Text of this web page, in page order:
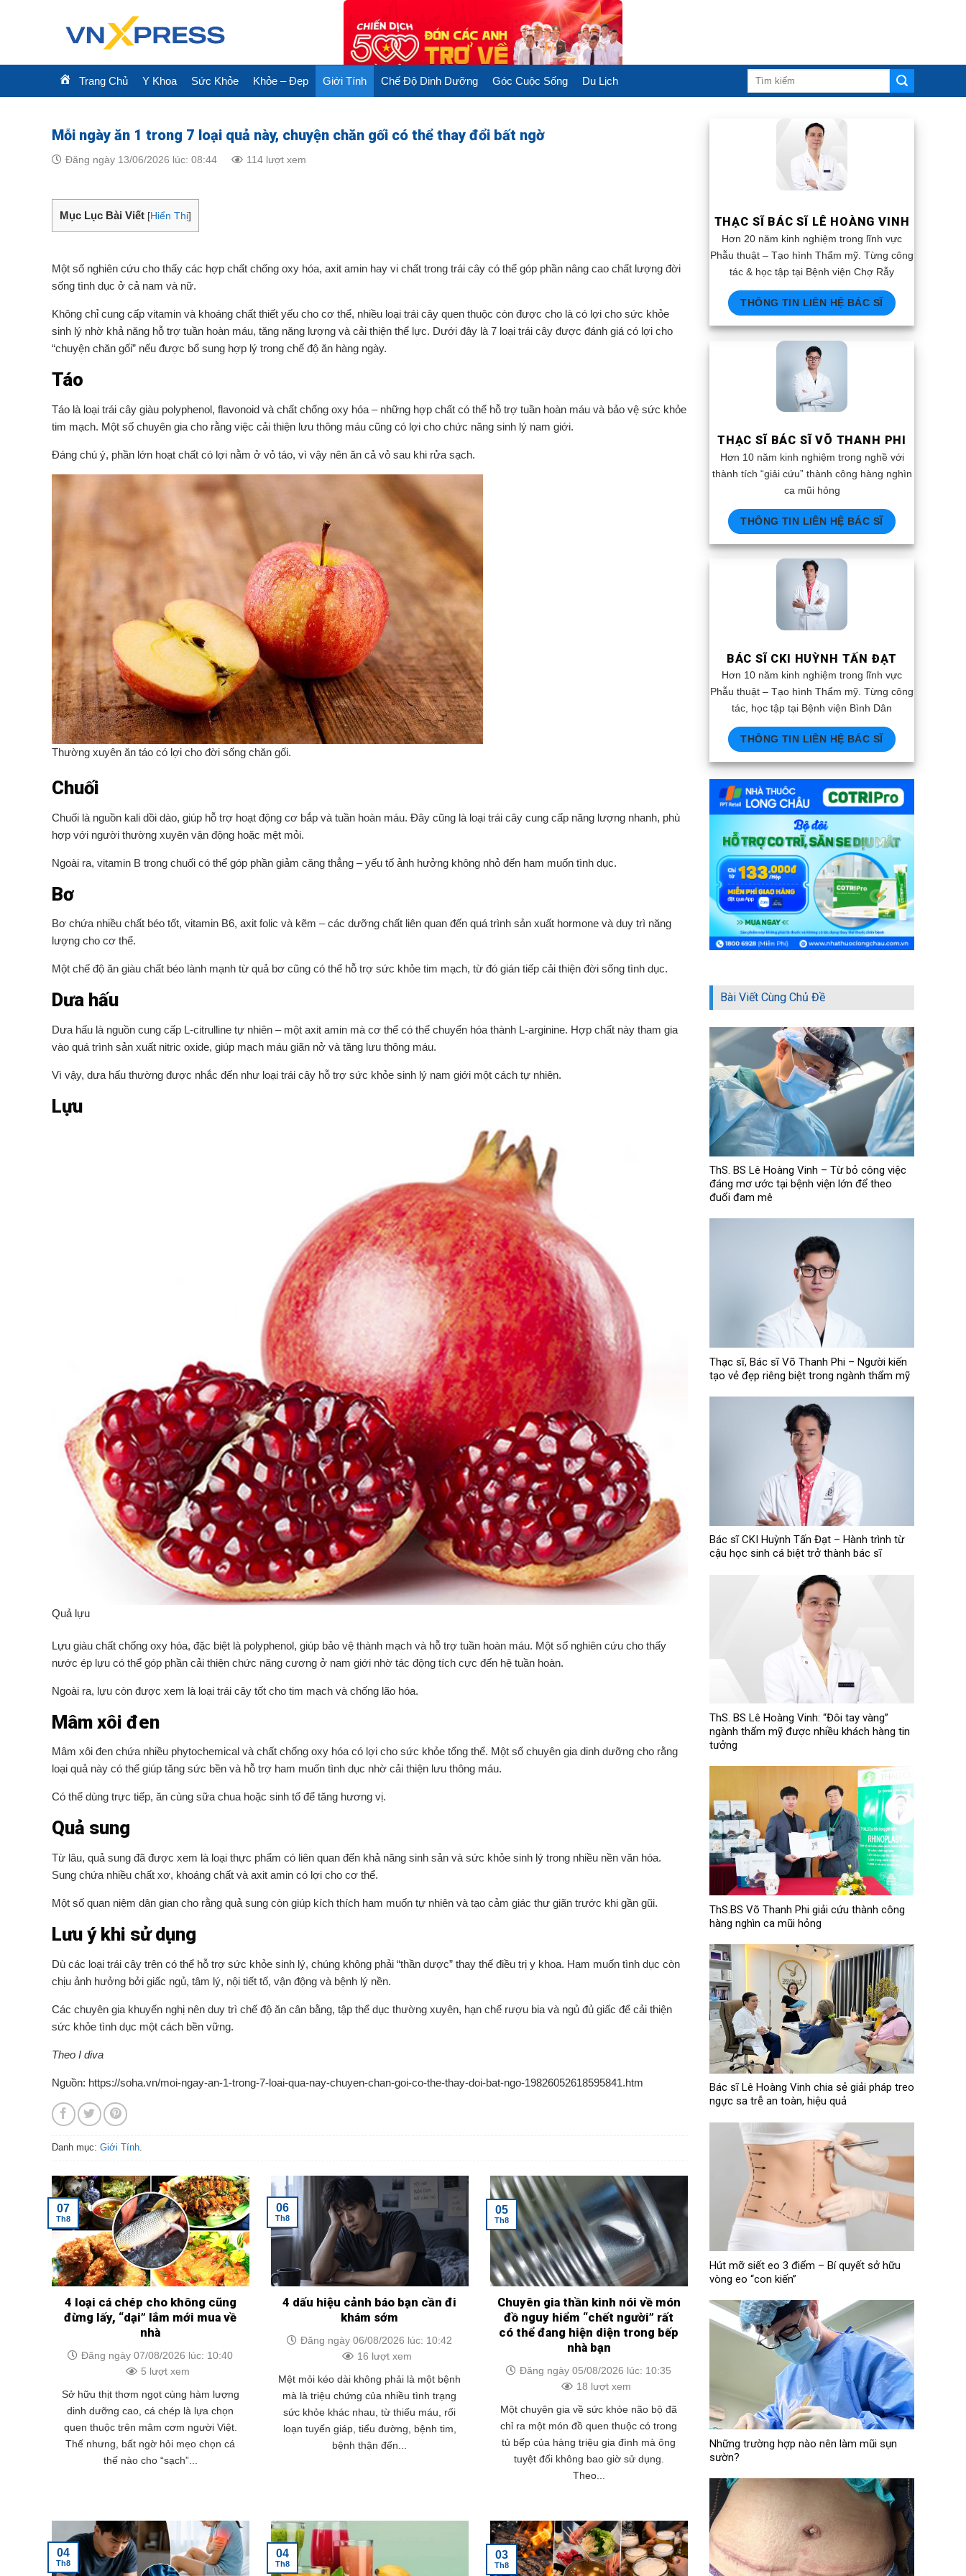
Trang Chủ Y Khoa Sức Khỏe Khỏe – Đẹp Giới Tính Chế Độ Dinh Dưỡng Góc Cuộc Sống Du Lịch
Mỗi ngày ăn 1 trong 7 loại quả này, chuyện chăn gối có thể thay đổi bất ngờ
Đăng ngày 13/06/2026 lúc: 08:44 114 lượt xem
Mục Lục Bài Viết [Hiển Thị]
Một số nghiên cứu cho thấy các hợp chất chống oxy hóa, axit amin hay vi chất trong trái cây có thể góp phần nâng cao chất lượng đời
sống tình dục ở cả nam và nữ.
Không chỉ cung cấp vitamin và khoáng chất thiết yếu cho cơ thể, nhiều loại trái cây quen thuộc còn được cho là có lợi cho sức khỏe
sinh lý nhờ khả năng hỗ trợ tuần hoàn máu, tăng năng lượng và cải thiện thể lực. Dưới đây là 7 loại trái cây được đánh giá có lợi cho
“chuyện chăn gối” nếu được bổ sung hợp lý trong chế độ ăn hàng ngày.
Táo
Táo là loại trái cây giàu polyphenol, flavonoid và chất chống oxy hóa – những hợp chất có thể hỗ trợ tuần hoàn máu và bảo vệ sức khỏe
tim mạch. Một số chuyên gia cho rằng việc cải thiện lưu thông máu cũng có lợi cho chức năng sinh lý nam giới.
Đáng chú ý, phần lớn hoạt chất có lợi nằm ở vỏ táo, vì vậy nên ăn cả vỏ sau khi rửa sạch.
Thường xuyên ăn táo có lợi cho đời sống chăn gối.
Chuối
Chuối là nguồn kali dồi dào, giúp hỗ trợ hoạt động cơ bắp và tuần hoàn máu. Đây cũng là loại trái cây cung cấp năng lượng nhanh, phù
hợp với người thường xuyên vận động hoặc mệt mỏi.
Ngoài ra, vitamin B trong chuối có thể góp phần giảm căng thẳng – yếu tố ảnh hưởng không nhỏ đến ham muốn tình dục.
Bơ
Bơ chứa nhiều chất béo tốt, vitamin B6, axit folic và kẽm – các dưỡng chất liên quan đến quá trình sản xuất hormone và duy trì năng
lượng cho cơ thể.
Một chế độ ăn giàu chất béo lành mạnh từ quả bơ cũng có thể hỗ trợ sức khỏe tim mạch, từ đó gián tiếp cải thiện đời sống tình dục.
Dưa hấu
Dưa hấu là nguồn cung cấp L-citrulline tự nhiên – một axit amin mà cơ thể có thể chuyển hóa thành L-arginine. Hợp chất này tham gia
vào quá trình sản xuất nitric oxide, giúp mạch máu giãn nở và tăng lưu thông máu.
Vì vậy, dưa hấu thường được nhắc đến như loại trái cây hỗ trợ sức khỏe sinh lý nam giới một cách tự nhiên.
Lựu
Quả lựu
Lựu giàu chất chống oxy hóa, đặc biệt là polyphenol, giúp bảo vệ thành mạch và hỗ trợ tuần hoàn máu. Một số nghiên cứu cho thấy
nước ép lựu có thể góp phần cải thiện chức năng cương ở nam giới nhờ tác động tích cực đến hệ tuần hoàn.
Ngoài ra, lựu còn được xem là loại trái cây tốt cho tim mạch và chống lão hóa.
Mâm xôi đen
Mâm xôi đen chứa nhiều phytochemical và chất chống oxy hóa có lợi cho sức khỏe tổng thể. Một số chuyên gia dinh dưỡng cho rằng
loại quả này có thể giúp tăng sức bền và hỗ trợ ham muốn tình dục nhờ cải thiện lưu thông máu.
Có thể dùng trực tiếp, ăn cùng sữa chua hoặc sinh tố để tăng hương vị.
Quả sung
Từ lâu, quả sung đã được xem là loại thực phẩm có liên quan đến khả năng sinh sản và sức khỏe sinh lý trong nhiều nền văn hóa.
Sung chứa nhiều chất xơ, khoáng chất và axit amin có lợi cho cơ thể.
Một số quan niệm dân gian cho rằng quả sung còn giúp kích thích ham muốn tự nhiên và tạo cảm giác thư giãn trước khi gần gũi.
Lưu ý khi sử dụng
Dù các loại trái cây trên có thể hỗ trợ sức khỏe sinh lý, chúng không phải “thần dược” thay thế điều trị y khoa. Ham muốn tình dục còn
chịu ảnh hưởng bởi giấc ngủ, tâm lý, nội tiết tố, vận động và bệnh lý nền.
Các chuyên gia khuyến nghị nên duy trì chế độ ăn cân bằng, tập thể dục thường xuyên, hạn chế rượu bia và ngủ đủ giấc để cải thiện
sức khỏe tình dục một cách bền vững.
Theo I diva
Nguồn: https://soha.vn/moi-ngay-an-1-trong-7-loai-qua-nay-chuyen-chan-goi-co-the-thay-doi-bat-ngo-19826052618595841.htm
Danh mục: Giới Tính.
4 loại cá chép cho không cũng
đừng lấy, “dại” lắm mới mua về
nhà
Đăng ngày 07/08/2026 lúc: 10:40
5 lượt xem
Sở hữu thịt thơm ngọt cùng hàm lượng
dinh dưỡng cao, cá chép là lựa chọn
quen thuộc trên mâm cơm người Việt.
Thế nhưng, bất ngờ hỏi mẹo chọn cá
thế nào cho “sạch”...
07
Th8
4 dấu hiệu cảnh báo bạn cần đi
khám sớm
Đăng ngày 06/08/2026 lúc: 10:42
16 lượt xem
Mệt mỏi kéo dài không phải là một bệnh
mà là triệu chứng của nhiều tình trạng
sức khỏe khác nhau, từ thiếu máu, rối
loạn tuyến giáp, tiểu đường, bệnh tim,
bệnh thận đến...
06
Th8
Chuyên gia thần kinh nói về món
đồ nguy hiểm “chết người” rất
có thể đang hiện diện trong bếp
nhà bạn
Đăng ngày 05/08/2026 lúc: 10:35
18 lượt xem
Một chuyên gia về sức khỏe não bộ đã
chỉ ra một món đồ quen thuộc có trong
tủ bếp của hàng triệu gia đình mà ông
tuyệt đối không bao giờ sử dụng.
Theo...
05
Th8
04
Th8
04
Th8
03
Th8
THẠC SĨ BÁC SĨ LÊ HOÀNG VINH
Hơn 20 năm kinh nghiệm trong lĩnh vực
Phẫu thuật – Tạo hình Thẩm mỹ. Từng công
tác & học tập tại Bệnh viện Chợ Rẫy
THÔNG TIN LIÊN HỆ BÁC SĨ
THẠC SĨ BÁC SĨ VÕ THANH PHI
Hơn 10 năm kinh nghiệm trong nghề với
thành tích “giải cứu” thành công hàng nghìn
ca mũi hỏng
THÔNG TIN LIÊN HỆ BÁC SĨ
BÁC SĨ CKI HUỲNH TẤN ĐẠT
Hơn 10 năm kinh nghiệm trong lĩnh vực
Phẫu thuật – Tạo hình Thẩm mỹ. Từng công
tác, học tập tại Bệnh viện Bình Dân
THÔNG TIN LIÊN HỆ BÁC SĨ
Bài Viết Cùng Chủ Đề
ThS. BS Lê Hoàng Vinh – Từ bỏ công việc
đáng mơ ước tại bệnh viện lớn để theo
đuổi đam mê
Thạc sĩ, Bác sĩ Võ Thanh Phi – Người kiến
tạo vẻ đẹp riêng biệt trong ngành thẩm mỹ
Bác sĩ CKI Huỳnh Tấn Đạt – Hành trình từ
cậu học sinh cá biệt trở thành bác sĩ
ThS. BS Lê Hoàng Vinh: “Đôi tay vàng”
ngành thẩm mỹ được nhiều khách hàng tin
tưởng
ThS.BS Võ Thanh Phi giải cứu thành công
hàng nghìn ca mũi hỏng
Bác sĩ Lê Hoàng Vinh chia sẻ giải pháp treo
ngực sa trễ an toàn, hiệu quả
Hút mỡ siết eo 3 điểm – Bí quyết sở hữu
vòng eo “con kiến”
Những trường hợp nào nên làm mũi sụn
sườn?